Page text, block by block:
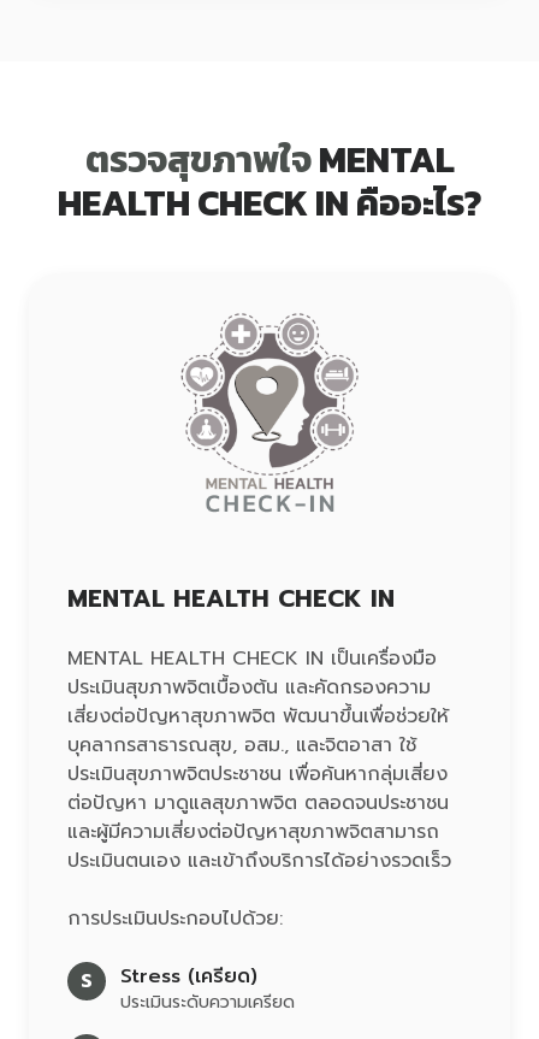
ตรวจสุขภาพใจMENTAL
HEALTH CHECK IN คืออะไร?
MENTAL HEALTH CHECK IN
MENTAL HEALTH CHECK IN เป็นเครื่องมือ
ประเมินสุขภาพจิตเบื้องต้น และคัดกรองความ
เสี่ยงต่อปัญหาสุขภาพจิต พัฒนาขึ้นเพื่อช่วยให้
บุคลากรสาธารณสุข, อสม., และจิตอาสา ใช้
ประเมินสุขภาพจิตประชาชน เพื่อค้นหากลุ่มเสี่ยง
ต่อปัญหา มาดูแลสุขภาพจิต ตลอดจนประชาชน
และผู้มีความเสี่ยงต่อปัญหาสุขภาพจิตสามารถ
ประเมินตนเอง และเข้าถึงบริการได้อย่างรวดเร็ว
การประเมินประกอบไปด้วย:
S Stress (เครียด)
ประเมินระดับความเครียด